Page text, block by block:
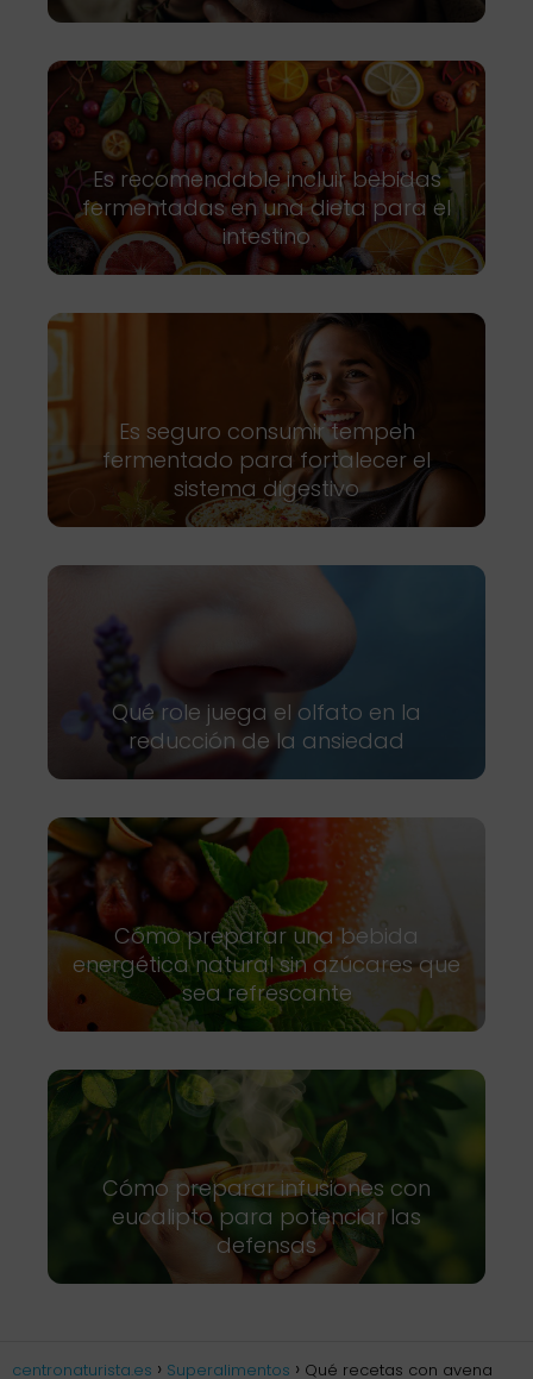
Es recomendable incluir bebidas
fermentadas en una dieta para el
intestino
Es seguro consumir tempeh
fermentado para fortalecer el
sistema digestivo
Qué role juega el olfato en la
reducción de la ansiedad
Cómo preparar una bebida
energética natural sin azúcares que
sea refrescante
Cómo preparar infusiones con
eucalipto para potenciar las
defensas
centronaturista.es Superalimentos Qué recetas con avena